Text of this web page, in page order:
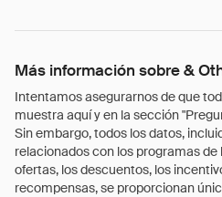
Más información sobre &
Intentamos asegurarnos de que
muestra aquí y en la sección
Sin embargo, todos los datos,
relacionados con los programas de
ofertas, los descuentos, los
recompensas, se proporcionan